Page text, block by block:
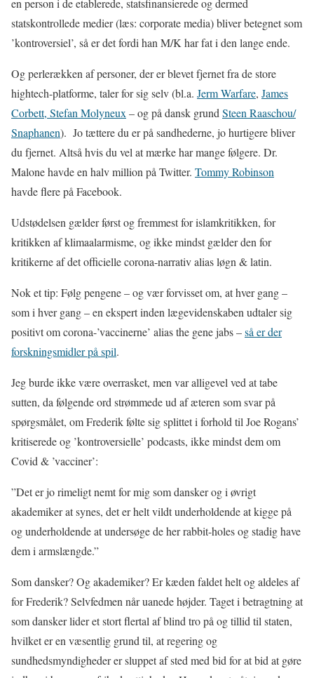
en person i de etablerede, statsfinansierede og dermed
statskontrollede medier (læs: corporate media) bliver betegnet som
’kontroversiel’, så er det fordi han M/K har fat i den lange ende.
Og perlerækken af personer, der er blevet fjernet fra de store
hightech-platforme, taler for sig selv (bl.a. Jerm Warfare, James
Corbett, Stefan Molyneux– og på dansk grundSteen Raaschou/
Snaphanen). Jo tættere du er på sandhederne, jo hurtigere bliver
du fjernet. Altså hvis du vel at mærke har mange følgere. Dr.
Malone havde en halv million på Twitter. Tommy Robinson
havde flere på Facebook.
Udstødelsen gælder først og fremmest for islamkritikken, for
kritikken af klimaalarmisme, og ikke mindst gælder den for
kritikerne af det officielle corona-narrativ alias løgn & latin.
Nok et tip: Følg pengene – og vær forvisset om, at hver gang –
som i hver gang – en ekspert inden lægevidenskaben udtaler sig
positivt om corona-’vaccinerne’ alias the gene jabs –så er der
forskningsmidler på spil.
Jeg burde ikke være overrasket, men var alligevel ved at tabe
sutten, da følgende ord strømmede ud af æteren som svar på
spørgsmålet, om Frederik følte sig splittet i forhold til Joe Rogans’
kritiserede og ’kontroversielle’ podcasts, ikke mindst dem om
Covid & ’vacciner’:
”Det er jo rimeligt nemt for mig som dansker og i øvrigt
akademiker at synes, det er helt vildt underholdende at kigge på
og underholdende at undersøge de her rabbit-holes og stadig have
dem i armslængde.”
Som dansker? Og akademiker? Er kæden faldet helt og aldeles af
for Frederik? Selvfedmen når uanede højder. Taget i betragtning at
som dansker lider et stort flertal af blind tro på og tillid til staten,
hvilket er en væsentlig grund til, at regering og
sundhedsmyndigheder er sluppet af sted med bid for at bid at gøre